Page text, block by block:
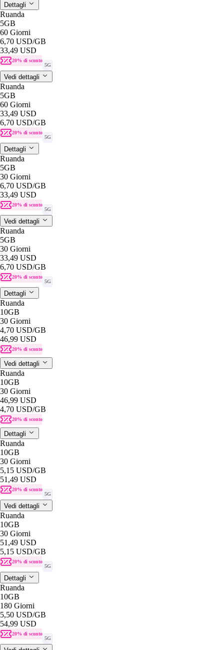
Dettagli
Ruanda
5GB
60 Giorni
6,70 USD/GB
33,49 USD
20% di sconto
5G
Vedi dettagli
Ruanda
5GB
60 Giorni
33,49 USD
6,70 USD/GB
20% di sconto
5G
Dettagli
Ruanda
5GB
30 Giorni
6,70 USD/GB
33,49 USD
20% di sconto
5G
Vedi dettagli
Ruanda
5GB
30 Giorni
33,49 USD
6,70 USD/GB
20% di sconto
5G
Dettagli
Ruanda
10GB
30 Giorni
4,70 USD/GB
46,99 USD
20% di sconto
Vedi dettagli
Ruanda
10GB
30 Giorni
46,99 USD
4,70 USD/GB
20% di sconto
Dettagli
Ruanda
10GB
30 Giorni
5,15 USD/GB
51,49 USD
20% di sconto
5G
Vedi dettagli
Ruanda
10GB
30 Giorni
51,49 USD
5,15 USD/GB
20% di sconto
5G
Dettagli
Ruanda
10GB
180 Giorni
5,50 USD/GB
54,99 USD
20% di sconto
5G